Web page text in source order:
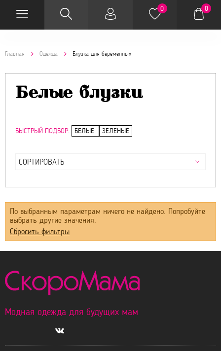
0 0
Главная Одежда Блузка для беременных
Белые блузки
БЫСТРЫЙ ПОДБОР: БЕЛЫЕ ЗЕЛЕНЫЕ
По выбранным параметрам ничего не найдено. Попробуйте
выбрать другие значения.
Сбросить фильтры
Модная одежда для будущих мам